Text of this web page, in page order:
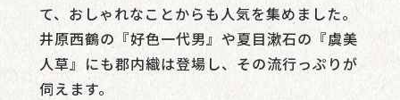
て、おしゃれなことからも人気を集めました。
井原西鶴の『好色一代男』や夏目漱石の『虞美
人草』にも郡内織は登場し、その流行っぷりが
伺えます。